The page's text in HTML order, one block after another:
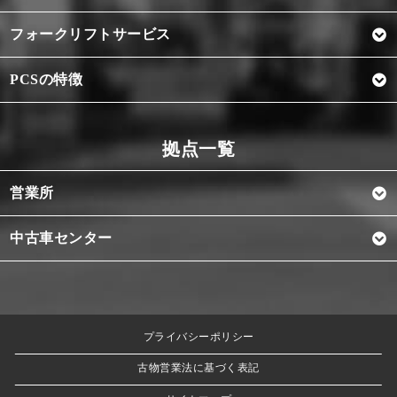
フォークリフトサービス
PCSの特徴
営業所
中古車センター
プライバシーポリシー
古物営業法に基づく表記